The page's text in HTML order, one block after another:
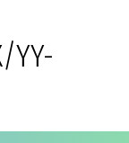
YY-